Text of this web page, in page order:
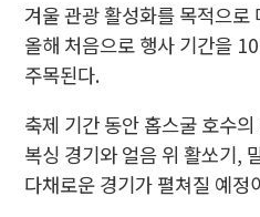
겨울 관광 활성화를 목적으로
올해 처음으로 행사 기간을
주목된다.
축제 기간 동안 홉스굴 호수
복싱 경기와 얼음 위 활쏘기,
다채로운 경기가 펼쳐질 예정